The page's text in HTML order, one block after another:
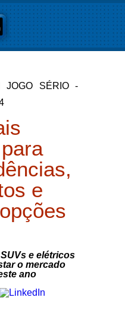
JOGO SÉRIO -
e
e elétricos
o mercado
ano